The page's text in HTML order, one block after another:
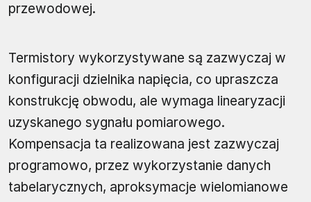
przewodowej.
Termistory wykorzystywane są zazwyczaj w
konfiguracji dzielnika napięcia, co upraszcza
konstrukcję obwodu, ale wymaga linearyzacji
uzyskanego sygnału pomiarowego.
Kompensacja ta realizowana jest zazwyczaj
programowo, przez wykorzystanie danych
tabelarycznych, aproksymacje wielomianowe